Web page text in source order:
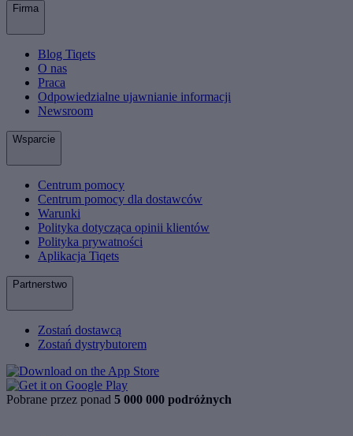
Firma
Blog Tiqets
O nas
Praca
Odpowiedzialne ujawnianie informacji
Newsroom
Wsparcie
Centrum pomocy
Centrum pomocy dla dostawców
Warunki
Polityka dotycząca opinii klientów
Polityka prywatności
Aplikacja Tiqets
Partnerstwo
Zostań dostawcą
Zostań dystrybutorem
Pobrane przez ponad 5 000 000 podróżnych